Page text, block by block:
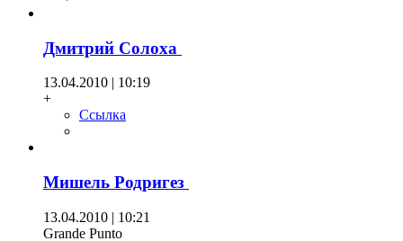
Дмитрий Солоха
13.04.2010 | 10:19
+
Ссылка
Мишель Родригез
13.04.2010 | 10:21
Grande Punto